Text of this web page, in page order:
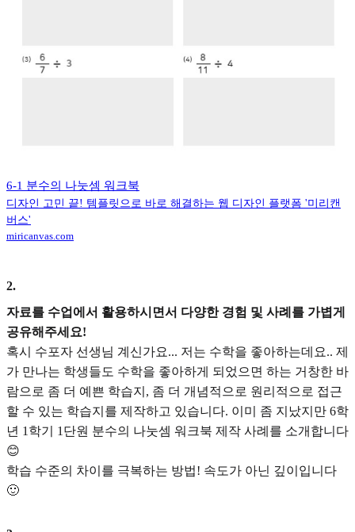
6-1 분수의 나눗셈 워크북
디자인 고민 끝! 템플릿으로 바로 해결하는 웹 디자인 플랫폼 '미리캔
버스'
miricanvas.com
2.
자료를 수업에서 활용하시면서 다양한 경험 및 사례를 가볍게
공유해주세요!
혹시 수포자 선생님 계신가요... 저는 수학을 좋아하는데요.. 제
가 만나는 학생들도 수학을 좋아하게 되었으면 하는 거창한 바
람으로 좀 더 예쁜 학습지, 좀 더 개념적으로 원리적으로 접근
할 수 있는 학습지를 제작하고 있습니다. 이미 좀 지났지만 6학
년 1학기 1단원 분수의 나눗셈 워크북 제작 사례를 소개합니다
😊
학습 수준의 차이를 극복하는 방법! 속도가 아닌 깊이입니다
🙂